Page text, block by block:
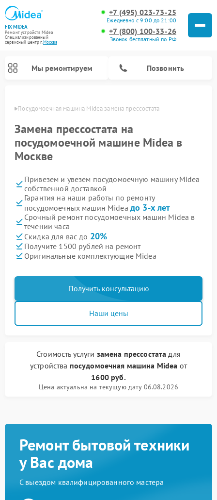
FIX-MIDEA
Ремонт устройств Midea
Специализированный
cервисный центр г.Москва
+7 (495) 023-73-25
Ежедневно с 9:00 до 21:00
+7 (800) 100-33-26
Звонок бесплатный по РФ
Мы ремонтируем Позвонить
Посудомоечная машина Midea замена прессостата
Замена прессостата на
посудомоечной машине Midea в
Москве
Привезем и увезем посудомоечную машину Midea
собственной доставкой
Гарантия на наши работы по ремонту
посудомоечных машин Midea до 3-х лет
Срочный ремонт посудомоечных машин Midea в
течении часа
Скидка для вас до 20%
Получите 1500 рублей на ремонт
Оригинальные комплектующие Midea
Получить консультацию
Наши цены
Стоимость услуги замена прессостата для
устройства посудомоечная машина Midea от
1600 руб.
Цена актуальна на текущую дату 06.08.2026
Ремонт бытовой техники
у Вас дома
С выездом квалифицированного мастера